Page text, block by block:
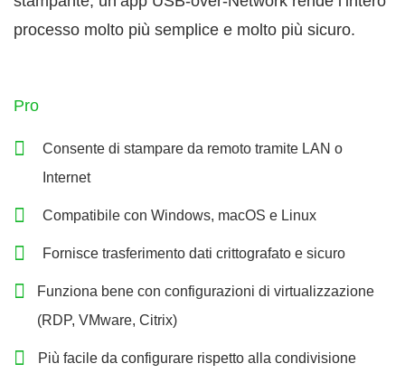
processo molto più semplice e molto più sicuro.
Pro
Consente di stampare da remoto tramite LAN o
Internet
Compatibile con Windows, macOS e Linux
Fornisce trasferimento dati crittografato e sicuro
Funziona bene con configurazioni di virtualizzazione
(RDP, VMware, Citrix)
Più facile da configurare rispetto alla condivisione